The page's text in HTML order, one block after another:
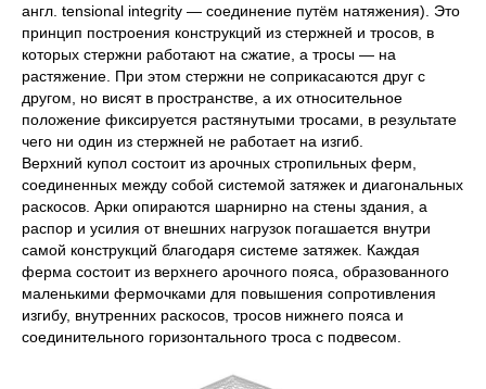
англ. tensional integrity — соединение путём натяжения). Это
принцип построения конструкций из стержней и тросов, в
которых стержни работают на сжатие, а тросы — на
растяжение. При этом стержни не соприкасаются друг с
другом, но висят в пространстве, а их относительное
положение фиксируется растянутыми тросами, в результате
чего ни один из стержней не работает на изгиб.
Верхний купол состоит из арочных стропильных ферм,
соединенных между собой системой затяжек и диагональных
раскосов. Арки опираются шарнирно на стены здания, а
распор и усилия от внешних нагрузок погашается внутри
самой конструкций благодаря системе затяжек. Каждая
ферма состоит из верхнего арочного пояса, образованного
маленькими фермочками для повышения сопротивления
изгибу, внутренних раскосов, тросов нижнего пояса и
соединительного горизонтального троса с подвесом.